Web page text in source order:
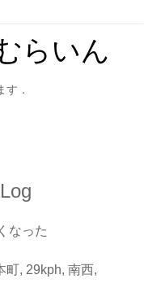
らいん
．
なった
町, 29kph, 南西,